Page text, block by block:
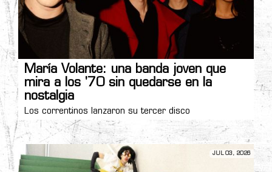
María Volante: una banda joven que
mira a los '70 sin quedarse en la
nostalgia
Los correntinos lanzaron su tercer disco
JUL 03, 2026